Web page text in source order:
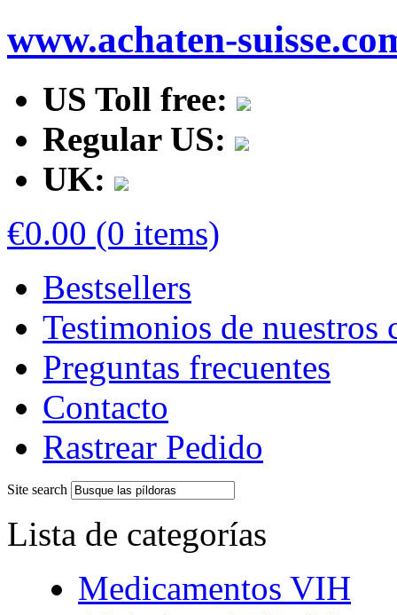
www.achaten-
US Toll free:
Regular US:
UK:
€0.00 (0 items)
Bestsellers
Testimonios de nuestros
Preguntas frecuentes
Contacto
Rastrear Pedido
Site search
Lista de categorías
Medicamentos VIH